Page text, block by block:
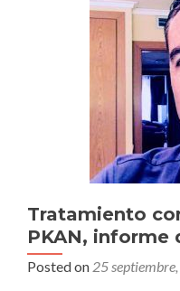
Tratamiento
PKAN, informe
Posted on 25